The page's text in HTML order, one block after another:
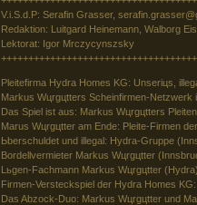
V.i.S.d.P: Serafin Grasser,
Redaktion: Luitgard Heinemann, Walborg
Lektorat: Igor Mrczycynszsky
Pleitefirma Hydra Homes KG: Unseriцs,
Markus Wцrgцtters Scheinfirmen-
Das Spiel ist aus: Markus Wцrgцtters
Marus Wцrgцtter am Ende: Pleite-Firmen
Ьberschuldet und illegal: Hydra-Gruppe
Bordellvermieter Markus Wцrgцtter
Lьgen-Fachmann Markus Wцrgцtter
Firmen-Versteckspiel der Hydra Homes
Das Abzock-Duo: Markus Wцrgцtter und